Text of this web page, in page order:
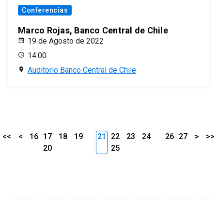
Conferencias
Marco Rojas, Banco Central de Chile
19 de Agosto de 2022
14:00
Auditorio Banco Central de Chile
<< < 16 17 18
19
20
21 22 23
24
25
26 27 > >>